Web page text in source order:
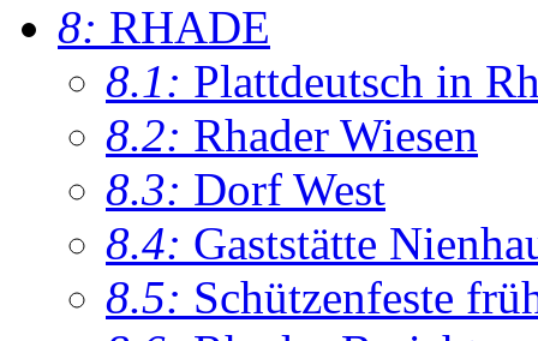
8: RHADE
8.1: Plattdeutsch in
8.2: Rhader Wiesen
8.3: Dorf West
8.4: Gaststätte
8.5: Schützenfeste